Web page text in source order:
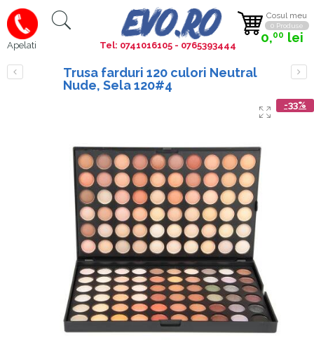
Apelati
Cosul meu
0 Produse
0,00 lei
Tel: 0741016105 - 0765393444
Trusa farduri 120 culori Neutral
Nude, Sela 120#4
-33%